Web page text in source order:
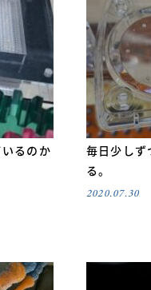
るのか
毎日少し
る。
2020.07.30